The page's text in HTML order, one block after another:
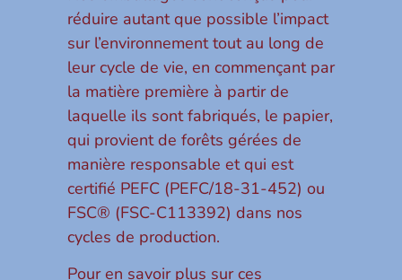
réduire autant que possible l’impact
sur l’environnement tout au long de
leur cycle de vie, en commençant par
la matière première à partir de
laquelle ils sont fabriqués, le papier,
qui provient de forêts gérées de
manière responsable et qui est
certifié PEFC (PEFC/18-31-452) ou
FSC® (FSC-C113392) dans nos
cycles de production.
Pour en savoir plus sur ces